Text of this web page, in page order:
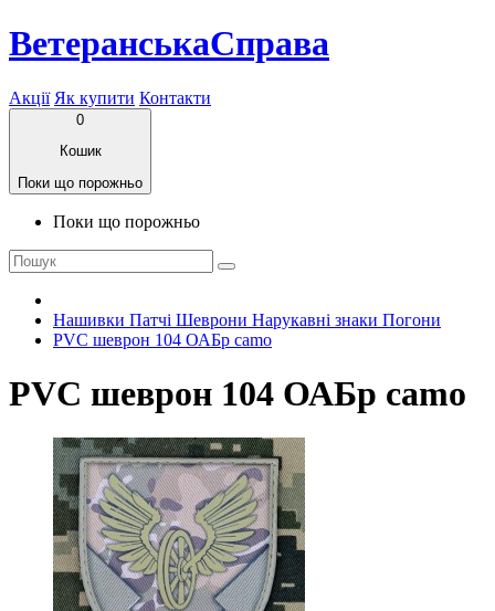
ВетеранськаСправа
Акції Як купити Контакти
0
Кошик
Поки що порожньо
Поки що порожньо
Нашивки Патчі Шеврони Нарукавні знаки Погони
PVC шеврон 104 ОАБр camo
PVC шеврон 104 ОАБр camo